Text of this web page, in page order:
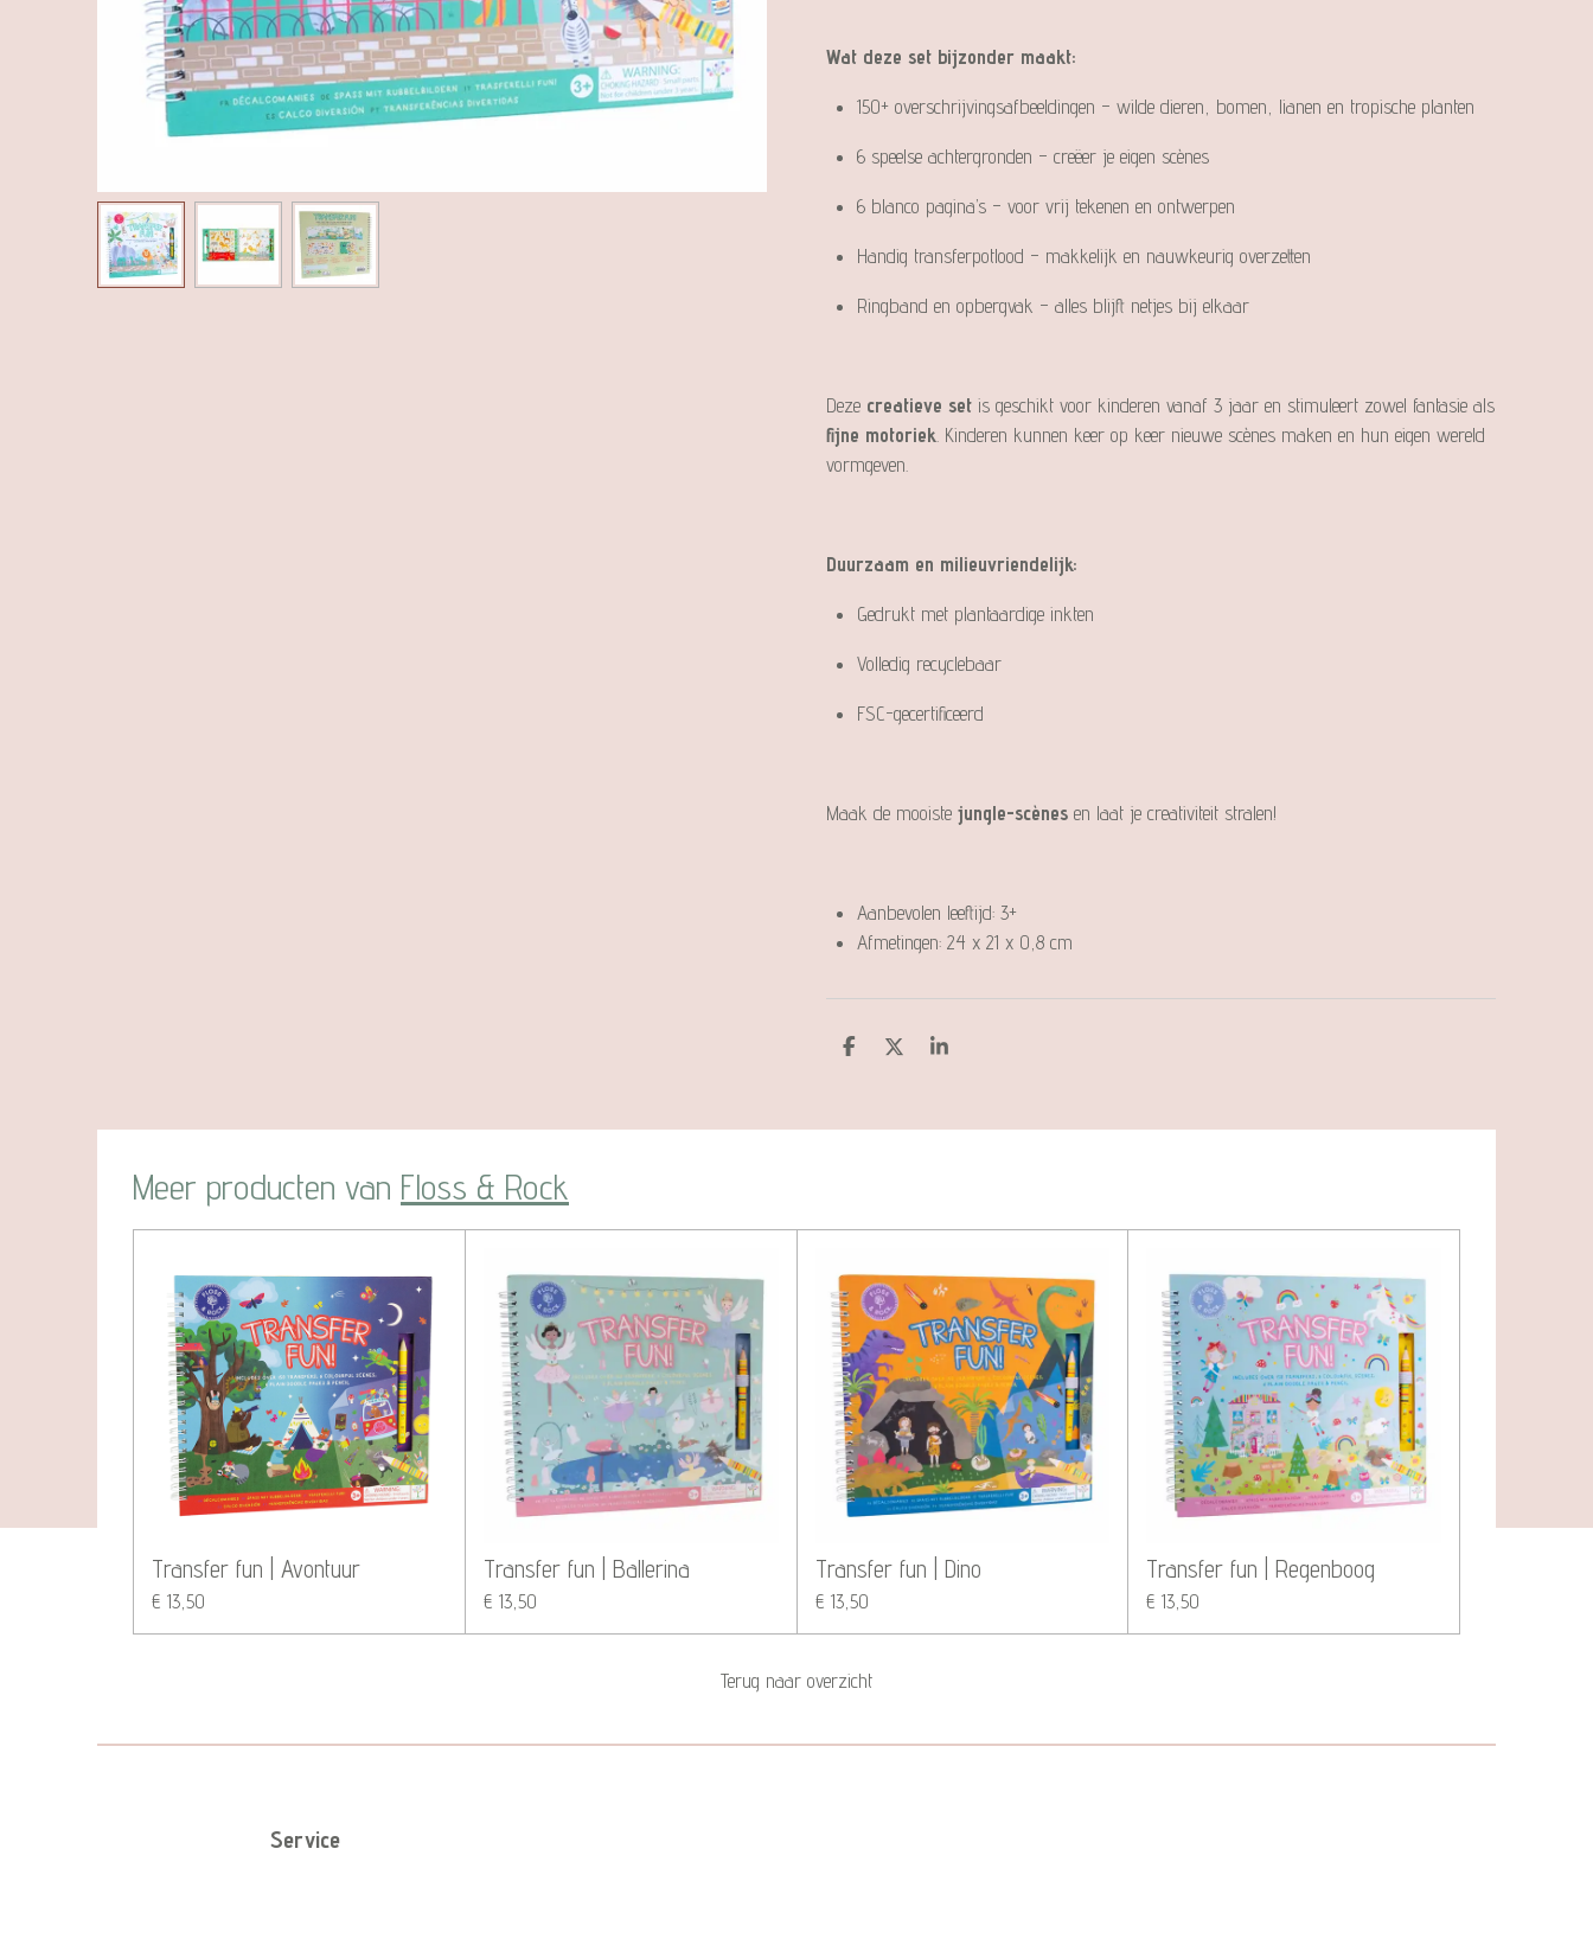
Wat deze set bijzonder maakt:
150+ overschrijvingsafbeeldingen – wilde dieren, bomen, lianen en tropische planten
6 speelse achtergronden – creëer je eigen scènes
6 blanco pagina’s – voor vrij tekenen en ontwerpen
Handig transferpotlood – makkelijk en nauwkeurig overzetten
Ringband en opbergvak – alles blijft netjes bij elkaar
Deze creatieve set is geschikt voor kinderen vanaf 3 jaar en stimuleert zowel fantasie als
fijne motoriek . Kinderen kunnen keer op keer nieuwe scènes maken en hun eigen wereld
vormgeven.
Duurzaam en milieuvriendelijk:
Gedrukt met plantaardige inkten
Volledig recyclebaar
FSC-gecertificeerd
Maak de mooiste jungle-scènes en laat je creativiteit stralen!
Aanbevolen leeftijd: 3+
Afmetingen: 24 x 21 x 0,8 cm
D
n
D
S
e
Meer producten van Floss & Rock
Transfer fun | Avontuur
€ 13,50
Transfer fun | Ballerina
€ 13,50
Transfer fun | Dino
€ 13,50
Transfer fun | Regenboog
€ 13,50
Terug naar overzicht
Service